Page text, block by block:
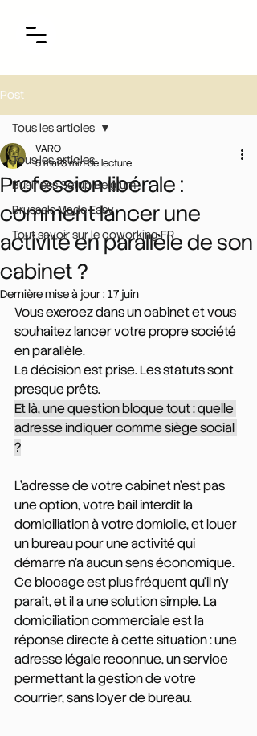
Post
Tous les articles
Business Setup Belgium
Brussels Made Easy
Tout savoir sur le coworking FR
Tous les articles
Profession libérale :
comment lancer une
activité en parallèle de son
cabinet ?
VARO
5 mai3 min de lecture
Dernière mise à jour : 17 juin
Vous exercez dans un cabinet et vous
souhaitez lancer votre propre société
en parallèle.
La décision est prise. Les statuts sont
presque prêts.
Et là, une question bloque tout : quelle
adresse indiquer comme siège social
?
L'adresse de votre cabinet n'est pas
une option, votre bail interdit la
domiciliation à votre domicile, et louer
un bureau pour une activité qui
démarre n'a aucun sens économique.
Ce blocage est plus fréquent qu'il n'y
paraît, et il a une solution simple. La
domiciliation commerciale est la
réponse directe à cette situation : une
adresse légale reconnue, un service
permettant la gestion de votre
courrier, sans loyer de bureau.